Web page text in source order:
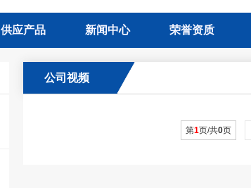
供应产品 新闻中心 荣誉资质
公司视频
第1页/共0页